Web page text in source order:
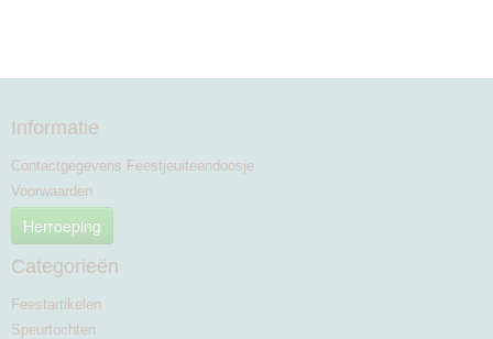
Informatie
Contactgegevens Feestjeuiteendoosje
Voorwaarden
Herroeping
Categorieën
Feestartikelen
Speurtochten